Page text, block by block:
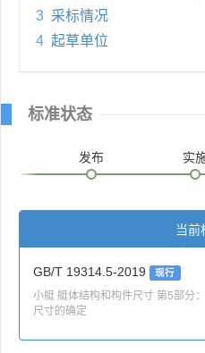
3 采标情况
4 起草单位
标准状态
发布 实
当前
GB/T 19314.5-2019 现行
小艇 艇体结构和构件尺寸 第5部分
尺寸的确定